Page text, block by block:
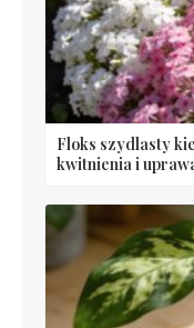
Floks szydlasty
kwitnienia i